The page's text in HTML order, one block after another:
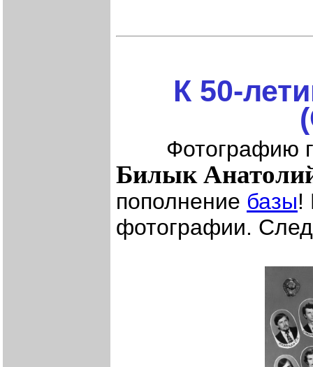
К 50-
Фотографию
Билык
пополнение базы!
фотографии.